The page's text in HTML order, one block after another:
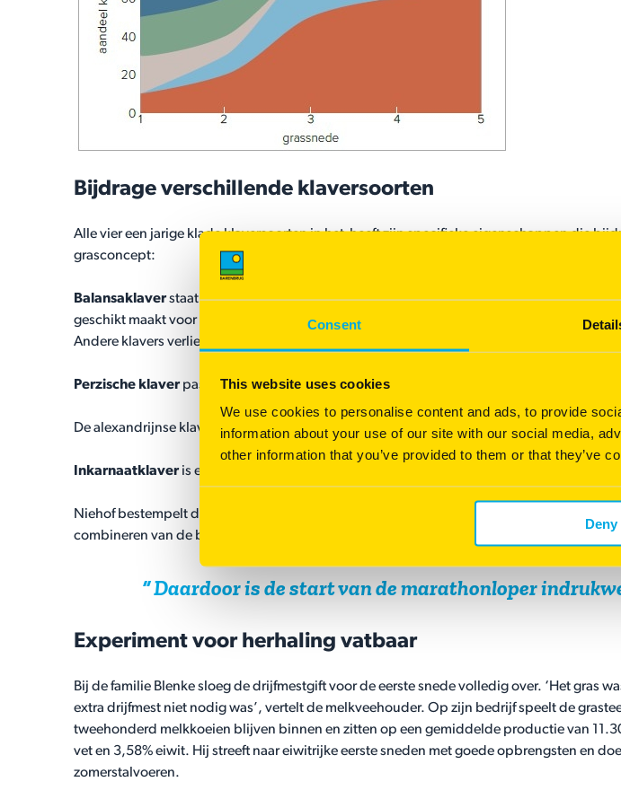
Consent
This website uses cookies
We use cookies to personalise content and ads, to provide
information about your use of our site with our social media,
other information that you’ve provided to them or that they’ve
Deny
Bijdrage verschillende klaversoorten
Alle vier een jarige klade klaversoorten in het heeft zijn specifieke eigenschappen die
grasconcept:
Balansaklaverstaat bekend om haar hoge productie in wat koudere of nattere
geschikt maakt voor de winterperiode. Een ander groot voordeel van deze klaver is
Andere klavers verliezen meestal verteerbaarheid zodra ze gaan bloeien, de balansa doet
Perzische klaverpast met name goed onder droge omstandigheden.
De alexandrijnse klaver is een productieve klaver en de
Inkarnaatklaveris een echt allround gewas, dat op alle grondsoorten past.
Niehof bestempelt de combinatie van eenjarige klavers met de meerjarige, reguliere witte
combineren van de beste eigenschappen van een honderdmetersprinter met die van een
Daardoor is de start van de marathonloper
Experiment voor herhaling vatbaar
Bij de familie Blenke sloeg de drijfmestgift voor de eerste snede volledig over. ‘Het gras
extra drijfmest niet nodig was’, vertelt de melkveehouder. Op zijn bedrijf speelt de
tweehonderd melkkoeien blijven binnen en zitten op een gemiddelde productie van
vet en 3,58% eiwit. Hij streeft naar eiwitrijke eerste sneden met goede opbrengsten en
zomerstalvoeren.